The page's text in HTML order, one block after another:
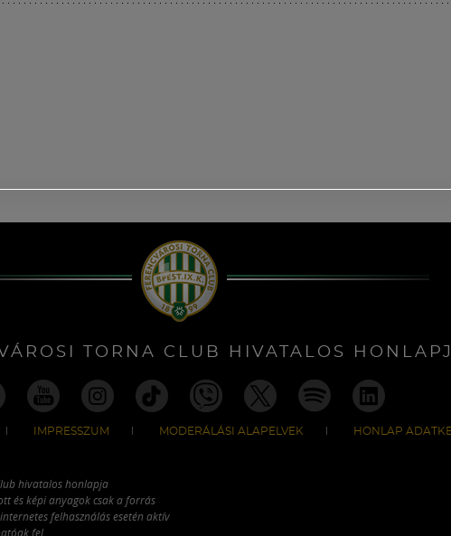
TORNA CLUB HIVATALOS
IMPRESSZUM MODERÁLÁSI ALAPELVEK HONLAP
hivatalos honlapja
és képi anyagok csak a forrás
felhasználás esetén aktív
fel.